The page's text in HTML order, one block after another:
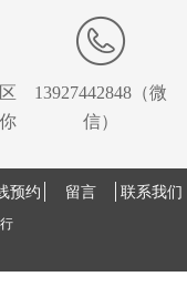
预约 留言 联系我们
13927442848（微
信）